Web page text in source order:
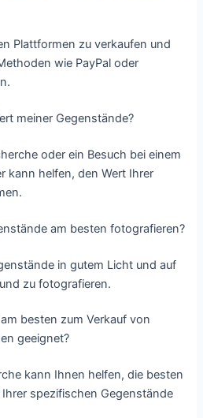
Plattformen zu verkaufen und
wie PayPal oder
meiner Gegenstände?
oder ein Besuch bei einem
kann helfen, den Wert Ihrer
am besten fotografieren?
in gutem Licht und auf
zu fotografieren.
besten zum Verkauf von
geeignet?
kann Ihnen helfen, die besten
spezifischen Gegenstände